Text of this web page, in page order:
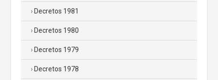
Decretos 1981
Decretos 1980
Decretos 1979
Decretos 1978